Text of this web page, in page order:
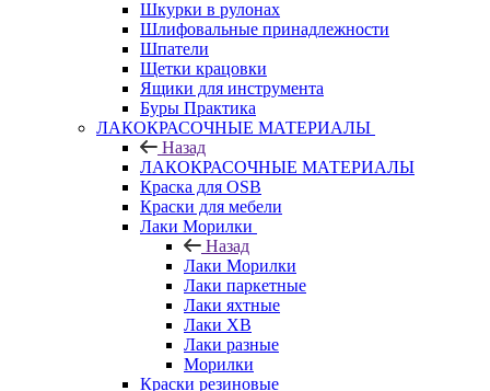
Шкурки в рулонах
Шлифовальные принадлежности
Шпатели
Щетки крацовки
Ящики для инструмента
Буры Практика
ЛАКОКРАСОЧНЫЕ МАТЕРИАЛЫ
Назад
ЛАКОКРАСОЧНЫЕ МАТЕРИАЛЫ
Краска для OSB
Краски для мебели
Лаки Морилки
Назад
Лаки Морилки
Лаки паркетные
Лаки яхтные
Лаки ХВ
Лаки разные
Морилки
Краски резиновые